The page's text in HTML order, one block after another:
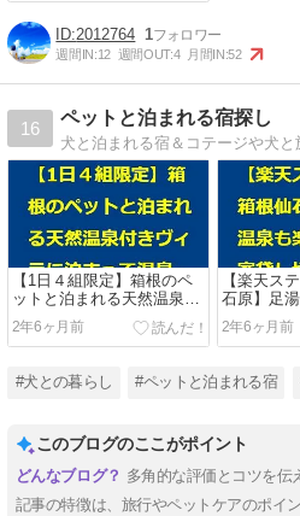
2012764 1
週間IN:12 週間OUT:4 月間IN:52
16
ペットと泊まれる宿探し
犬と泊まれる宿＆コテージや犬
【1日４組限定】箱根のペ
ットと泊まれる天然温泉付
きヴィラに泊まって温泉三
昧してきました♨️
2年6ヶ月前
【楽天ス
石原】足
る隠れ家
クリスマ
【Rakten
子会/おこ
2年6ヶ月前
#犬との暮らし #ペットと泊まれる宿
このブログのここがポイント
多角的な評価とコツを伝
記事の特徴は、旅行やペットケアのポイ